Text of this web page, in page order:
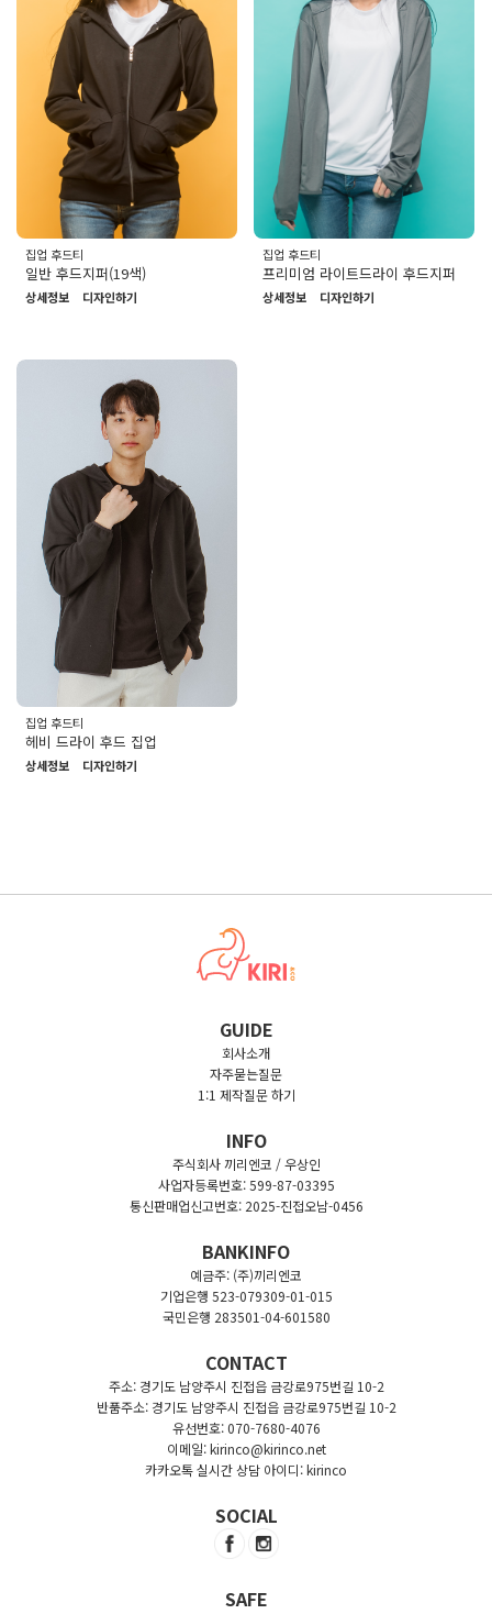
집업 후드티
일반 후드지퍼(19색)
상세정보 디자인하기
집업 후드티
프리미엄 라이트드라이 후드지퍼
상세정보 디자인하기
집업 후드티
헤비 드라이 후드 집업
상세정보 디자인하기
GUIDE
회사소개
자주묻는질문
1:1 제작질문 하기
INFO
주식회사 끼리엔코 / 우상인
사업자등록번호: 599-87-03395
통신판매업신고번호: 2025-진접오남-0456
BANKINFO
예금주: (주)끼리엔코
기업은행 523-079309-01-015
국민은행 283501-04-601580
CONTACT
주소: 경기도 남양주시 진접읍 금강로975번길 10-2
반품주소: 경기도 남양주시 진접읍 금강로975번길 10-2
유선번호: 070-7680-4076
이메일: kirinco@kirinco.net
카카오톡 실시간 상담 아이디: kirinco
SOCIAL
SAFE